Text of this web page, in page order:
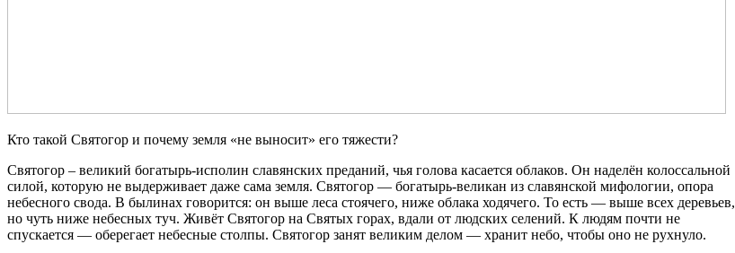
Кто такой Святогор и почему земля «не выносит» его тяжести?
Святогор – великий богатырь-исполин славянских преданий, чья голова касается облаков. Он наделён колоссальной
силой, которую не выдерживает даже сама земля. Святогор — богатырь-великан из славянской мифологии, опора
небесного свода. В былинах говорится: он выше леса стоячего, ниже облака ходячего. То есть — выше всех деревьев,
но чуть ниже небесных туч. Живёт Святогор на Святых горах, вдали от людских селений. К людям почти не
спускается — оберегает небесные столпы. Святогор занят великим делом — хранит небо, чтобы оно не рухнуло.